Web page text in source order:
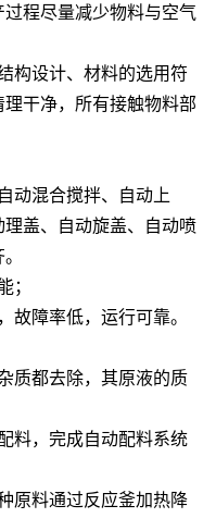
程尽量减少物料与空气
构设计、材料的选用符
干净，所有接触物料部
动混合搅拌、自动上
盖、自动旋盖、自动喷
；
故障率低，运行可靠。
质都去除，其原液的质
料，完成自动配料系统
原料通过反应釜加热降